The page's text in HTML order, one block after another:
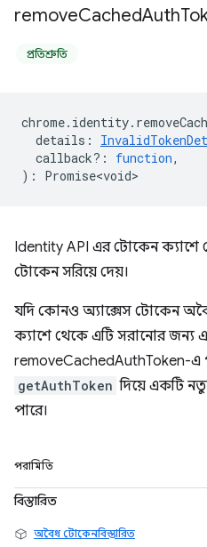
removeCachedAuth
প্রতিশ্রুতি
chrome. identity.
details :
callback? : function,
) : Promise<void>
Identity API এর টোকেন ক্যাশে
টোকেন সরিয়ে দেয়।
যদি কোনও অ্যাক্সেস টোকেন
ক্যাশে থেকে এটি সরানোর জন্য
removeCachedAuthToken-এ
getAuthToken দিয়ে একটি
পারে।
পরামিতি
বিস্তারিত
অবৈধ টোকেনবিস্তারিত